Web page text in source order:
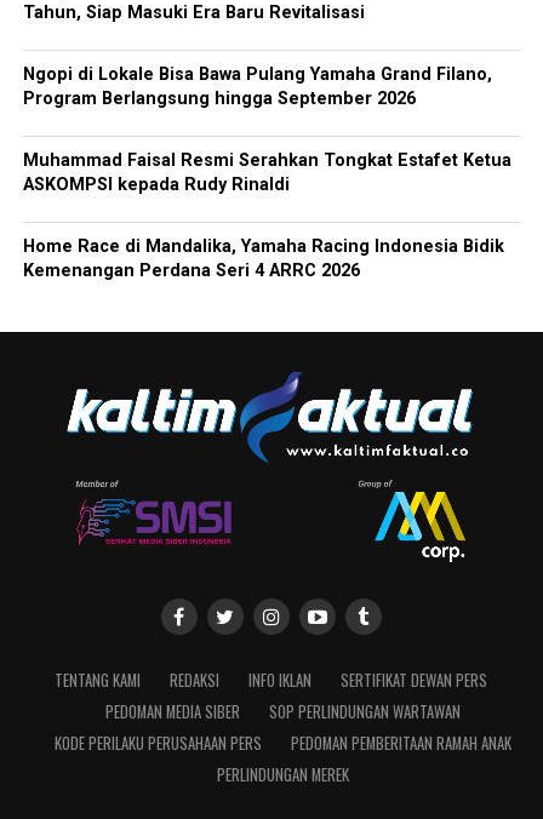
Tahun, Siap Masuki Era Baru Revitalisasi
Ngopi di Lokale Bisa Bawa Pulang Yamaha Grand Filano,
Program Berlangsung hingga September 2026
Muhammad Faisal Resmi Serahkan Tongkat Estafet Ketua
ASKOMPSI kepada Rudy Rinaldi
Home Race di Mandalika, Yamaha Racing Indonesia Bidik
Kemenangan Perdana Seri 4 ARRC 2026
TENTANG KAMI REDAKSI INFO IKLAN
SERTIFIKAT DEWAN PERS
PEDOMAN MEDIA SIBER
SOP PERLINDUNGAN WARTAWAN
KODE PERILAKU PERUSAHAAN PERS
PEDOMAN PEMBERITAAN RAMAH ANAK
PERLINDUNGAN MEREK